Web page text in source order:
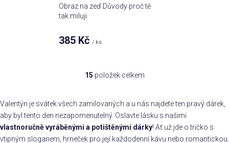
Obraz na zeď Důvody proč tě
tak miluji
385 Kč / ks
O
l
á
d
a
15 položek celkem
Valentýn je svátek všech zamilovaných a u nás najdete ten pravý dárek,
aby byl tento den nezapomenutelný. Oslavte lásku s našimi
vlastnoručně vyráběnými a potištěnými dárky! Ať už jde o tričko s
vtipným sloganem, hrneček pro její každodenní kávu nebo romantickou